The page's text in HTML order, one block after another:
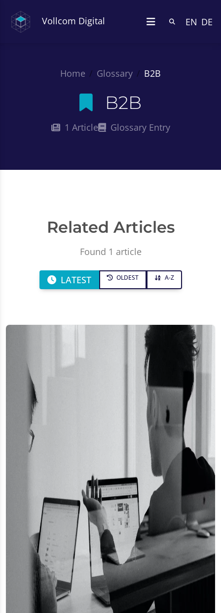
Vollcom Digital EN DE
Home Glossary B2B
B2B
1 Article Glossary Entry
Related Articles
Found 1 article
LATEST OLDEST A-Z